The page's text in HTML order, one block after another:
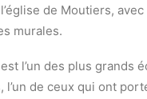
de Moutiers, avec
murales.
l’un des plus grands
l’un de ceux qui ont